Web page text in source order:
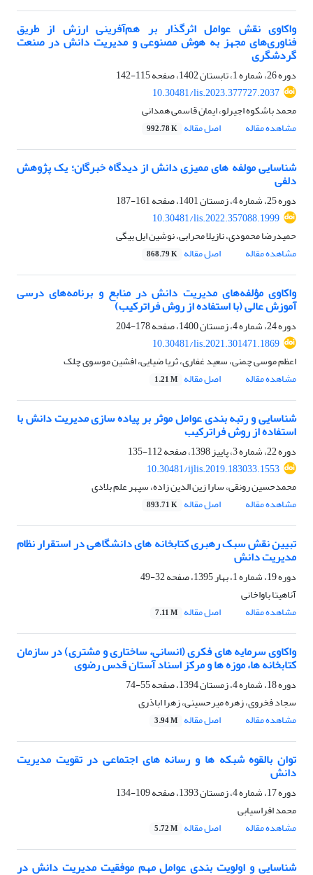
واکاوی نقش عوامل اثرگذار بر هم‌آفرینی ارزش از طریق
فناوری‌های مجهز به هوش مصنوعی و مدیریت دانش در صنعت
گردشگری
دوره 26، شماره 1، تابستان 1402، صفحه
115-142
10.30481/lis.2023.377727.2037
محمد باشکوه اجیرلو، ایمان قاسمی همدانی
مشاهده مقاله
اصل مقاله 992.78 K
شناسایی مولفه های ممیزی دانش از دیدگاه خبرگان؛ یک پژوهش
دلفی
دوره 25، شماره 4، زمستان 1401، صفحه
161-187
10.30481/lis.2022.357088.1999
حمیدرضا محمودی، نازیلا محرابی، نوشین ایل بیگی
مشاهده مقاله
اصل مقاله 868.79 K
واکاوی مؤلفه‌های مدیریت دانش در منابع و برنامه‌های درسی
آموزش عالی (با استفاده از روش فراترکیب)
دوره 24، شماره 4، زمستان 1400، صفحه
178-204
10.30481/lis.2021.301471.1869
اعظم موسی چمنی، سعید غفاری، ثریا ضیایی، افشین موسوی چلک
مشاهده مقاله
اصل مقاله 1.21 M
شناسایی و رتبه بندی عوامل موثر بر پیاده سازی مدیریت دانش با
استفاده از روش فراترکیب
دوره 22، شماره 3، پاییز 1398، صفحه
112-135
10.30481/ijlis.2019.183033.1553
محمدحسین رونقی، سارا زین الدین زاده، سپهر علم بلادی
مشاهده مقاله
اصل مقاله 893.71 K
تبیین نقش سبک رهبری کتابخانه های دانشگاهی در استقرار نظام
مدیریت دانش
دوره 19، شماره 1، بهار 1395، صفحه
32-49
آناهیتا باواخانی
مشاهده مقاله
اصل مقاله 7.11 M
واکاوی سرمایه های فکری (انسانی، ساختاری و مشتری) در سازمان
کتابخانه ها، موزه ها و مرکز اسناد آستان قدس رضوی
دوره 18، شماره 4، زمستان 1394، صفحه
55-74
سجاد فخروی، زهره میرحسینی، زهرا اباذری
مشاهده مقاله
اصل مقاله 3.94 M
توان بالقوه شبکه ها و رسانه های اجتماعی در تقویت مدیریت
دانش
دوره 17، شماره 4، زمستان 1393، صفحه
109-134
محمد افراسیابی
مشاهده مقاله
اصل مقاله 5.72 M
شناسایی و اولویت بندی عوامل مهم موفقیت مدیریت دانش در